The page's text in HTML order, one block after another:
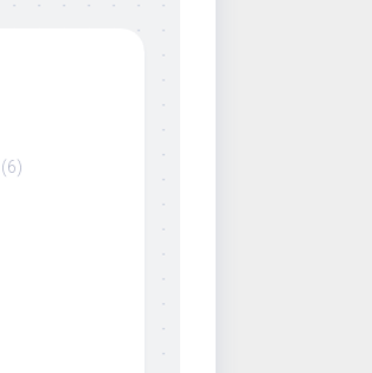
(6)